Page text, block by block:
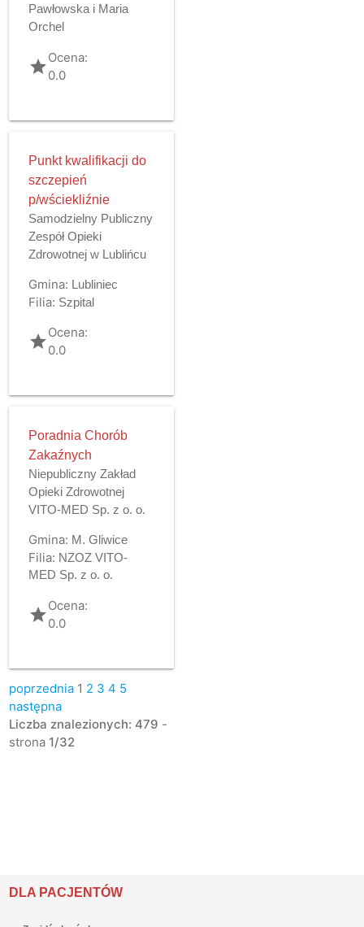
Pawłowska i Maria
Orchel
gradeOcena:
0.0
Punkt kwalifikacji do
szczepień
p/wściekliźnie
Samodzielny Publiczny
Zespół Opieki
Zdrowotnej w Lublińcu
Gmina: Lubliniec
Filia: Szpital
gradeOcena:
0.0
Poradnia Chorób
Zakaźnych
Niepubliczny Zakład
Opieki Zdrowotnej
VITO-MED Sp. z o. o.
Gmina: M. Gliwice
Filia: NZOZ VITO-
MED Sp. z o. o.
gradeOcena:
0.0
poprzednia 1 2 3 4 5
następna
Liczba znalezionych: 479 -
strona 1/32
DLA PACJENTÓW